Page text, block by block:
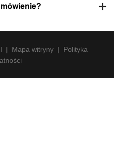
| Mapa witryny | Polityka